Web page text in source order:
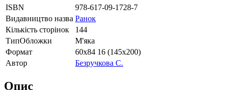
ISBN
978-617-09-1728-7
Видавництво назва Ранок
Кількість сторінок
144
ТипОбложки
М'яка
Формат
60х84 16 (145х200)
Автор
Безручкова С.
Опис